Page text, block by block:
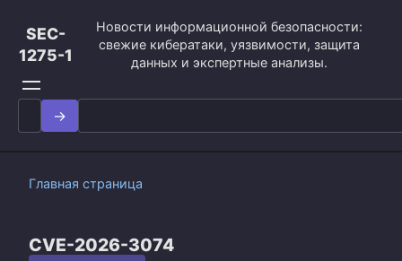
контенту
SEC-
1275-1
Новости информационной безопасности:
свежие кибератаки, уязвимости, защита
данных и экспертные анализы.
Search
for:
Главная страница
CVE-2026-3074